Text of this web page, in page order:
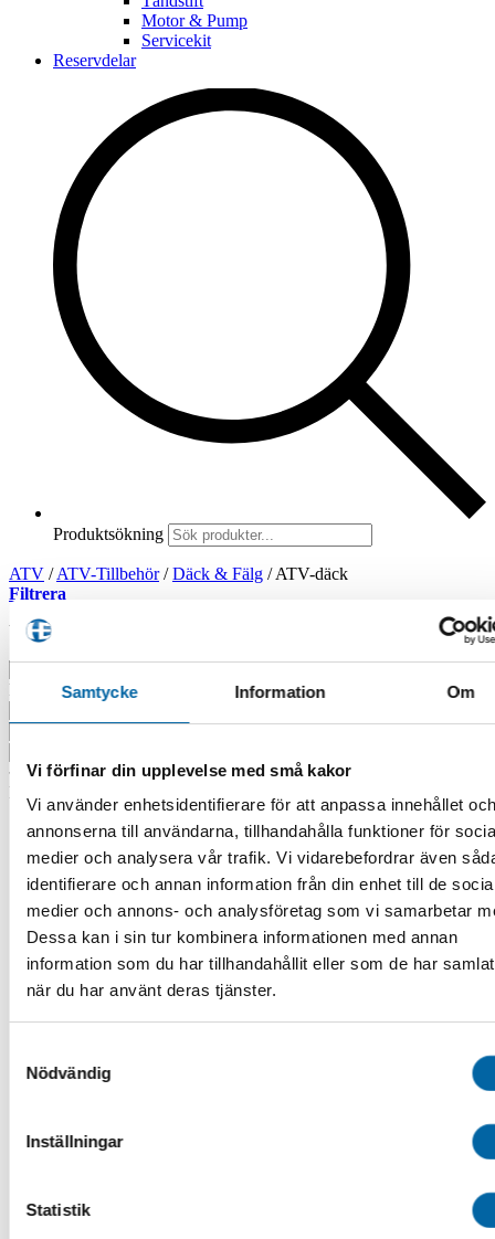
Samtycke Information Om
Vi förfinar din upplevelse med små kakor
Vi använder enhetsidentifierare för att anpassa innehållet och
annonserna till användarna, tillhandahålla funktioner för
medier och analysera vår trafik. Vi vidarebefordrar även
identifierare och annan information från din enhet till de
medier och annons- och analysföretag som vi samarbetar
Dessa kan i sin tur kombinera informationen med annan
information som du har tillhandahållit eller som de har
när du har använt deras tjänster.
Nödvändig
Inställningar
Statistik
Motor & Pump
Servicekit
Reservdelar
Produktsökning
ATV / ATV-Tillbehör / Däck & Fälg /ATV-däck
Filtrera
Visar 1–30 av 146 resultat
Filtrera produkter
Produktkategorier
ATV
ATV-Tillbehör
ATV-Redskap
ATV-Klippare
ATV-vagnar
Delar/Tillbehör
Flishugg
Lastramper
Sandspridare
Audio & GPS